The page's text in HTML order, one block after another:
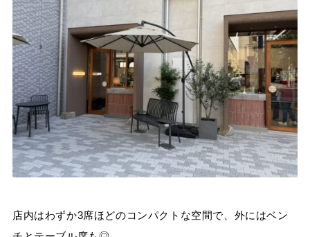
店内はわずか3席ほどのコンパクトな空間で、外にはベン